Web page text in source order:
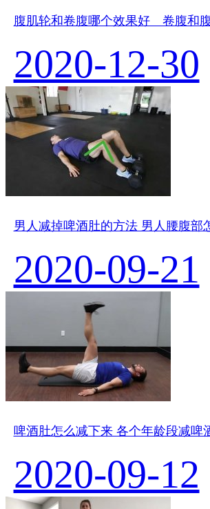
腹肌轮和卷腹哪个效果好 卷腹和
2020-12-30
男人减掉啤酒肚的方法 男人腰腹部
2020-09-21
啤酒肚怎么减下来 各个年龄段减啤
2020-09-12